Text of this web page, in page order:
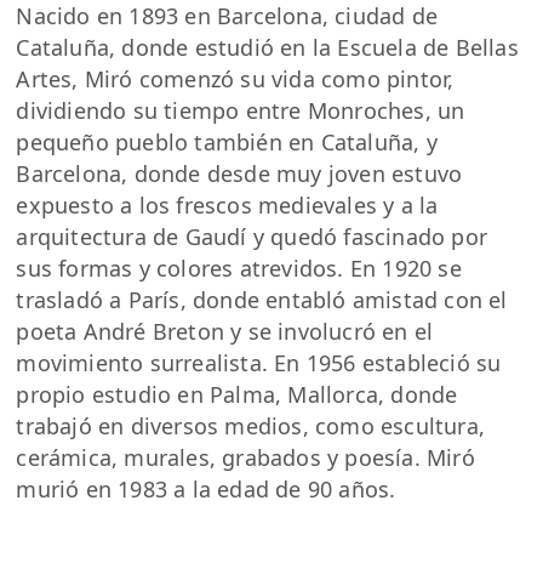
Nacido en 1893 en Barcelona, ciudad de
Cataluña, donde estudió en la Escuela de Bellas
Artes, Miró comenzó su vida como pintor,
dividiendo su tiempo entre Monroches, un
pequeño pueblo también en Cataluña, y
Barcelona, donde desde muy joven estuvo
expuesto a los frescos medievales y a la
arquitectura de Gaudí y quedó fascinado por
sus formas y colores atrevidos. En 1920 se
trasladó a París, donde entabló amistad con el
poeta André Breton y se involucró en el
movimiento surrealista. En 1956 estableció su
propio estudio en Palma, Mallorca, donde
trabajó en diversos medios, como escultura,
cerámica, murales, grabados y poesía. Miró
murió en 1983 a la edad de 90 años.